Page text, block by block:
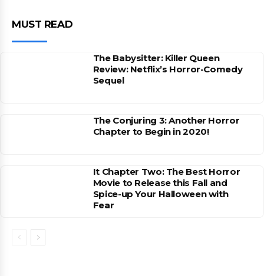
MUST READ
The Babysitter: Killer Queen
Review: Netflix’s Horror-Comedy
Sequel
The Conjuring 3: Another Horror
Chapter to Begin in 2020!
It Chapter Two: The Best Horror
Movie to Release this Fall and
Spice-up Your Halloween with
Fear